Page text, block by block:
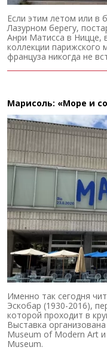
Если этим летом или в
Лазурном берегу,
Анри Матисса в Ницце,
коллекции парижского
француза никогда не
Марисоль: «Море и
Именно так сегодня
Эскобар (1930-2016),
которой проходит в
Выставка
Museum of Modern Art
Museum.